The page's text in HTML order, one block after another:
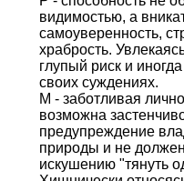
видимостью, а
самоуверенность,
храбрость.
глупый риск и
своих суждениях.
М - заботливая
возможна
предупреждение
природы и не
искушению "тянуть